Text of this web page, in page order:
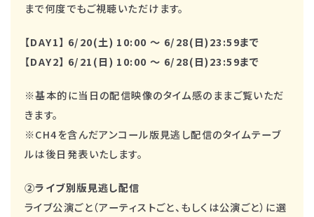
まで何度でもご視聴いただけます。
【DAY1】 6/20(土) 10:00 〜 6/28(日)23:59まで
【DAY2】 6/21(日) 10:00 〜 6/28(日)23:59まで
※基本的に当日の配信映像のタイム感のままご覧いただ
きます。
※CH4を含んだアンコール版見逃し配信のタイムテーブ
ルは後日発表いたします。
②ライブ別版見逃し配信
ライブ公演ごと（アーティストごと、もしくは公演ごと）に選